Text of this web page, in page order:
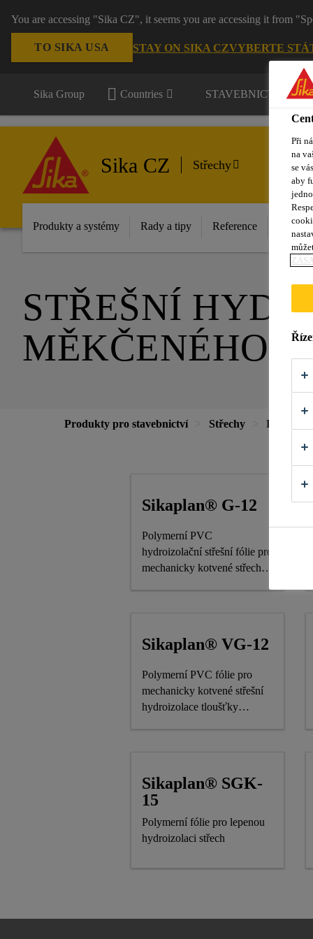
You are accessing "Sika CZ", it seems you are accessing it from
TO SIKA USA STAY ON SIKA CZVYBERTE
Sika Group Countries STAVEBNICTVÍ /
Sika CZ Střechy
Produkty a systémy Rady a tipy Reference
STŘEŠNÍ
MĚKČENÉHO
Produkty pro stavebnictví Střechy Fólie
Sikaplan® G-12
Polymerní PVC
hydroizolační střešní fólie pro
mechanicky kotvené střechy
Sikaplan® VG-12
Polymerní PVC fólie pro
mechanicky kotvené střešní
hydroizolace tloušťky
Sikaplan® SGK-
15
Polymerní fólie pro lepenou
hydroizolaci střech
Při
na
se
aby